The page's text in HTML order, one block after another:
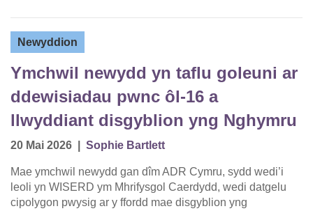
Newyddion
Ymchwil newydd yn taflu goleuni ar
ddewisiadau pwnc ôl-16 a
llwyddiant disgyblion yng Nghymru
20 Mai 2026 Sophie Bartlett
Mae ymchwil newydd gan dîm ADR Cymru, sydd wedi’i
leoli yn WISERD ym Mhrifysgol Caerdydd, wedi datgelu
cipolygon pwysig ar y ffordd mae disgyblion yng